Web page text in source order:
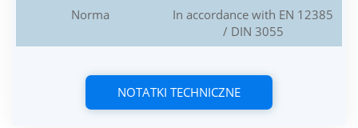
Norma
In accordance with EN 12385
/ DIN 3055
NOTATKI TECHNICZNE